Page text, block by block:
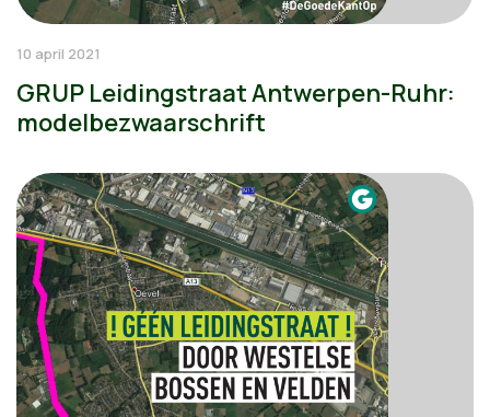
10 april 2021
GRUP Leidingstraat Antwerpen-Ruhr:
modelbezwaarschrift